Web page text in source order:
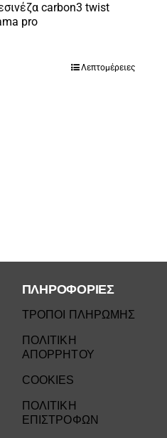
carbon3 twist
pro
Λεπτομέρειες
ΠΛΗΡΟΦΟΡΙΕΣ
ΤΡΟΠΟΙ ΠΛΗΡΩΜΗΣ
ΠΟΛΙΤΙΚΗ
ΑΠΟΡΡΗΤΟΥ
COOKIES
ΠΟΛΙΤΙΚΗ
ΕΠΙΣΤΡΟΦΩΝ